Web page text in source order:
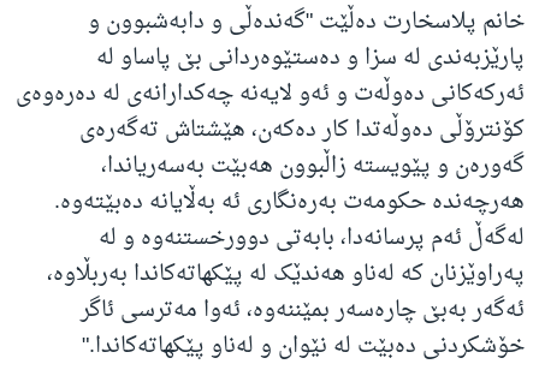
خانم پلاسخارت دەڵێت "گەندەڵی و دابەشبوون و
پارێزبەندی لە سزا و دەستێوەردانی بێ پاساو لە
ئەرکەکانی دەوڵەت و ئەو لایەنە چەکدارانەی لە دەرەوەی
کۆنترۆڵی دەوڵەتدا کار دەکەن، هێشتاش تەگەرەی
گەورەن و پێویستە زاڵبوون هەبێت بەسەریاندا،
هەرچەندە حکومەت بەرەنگاری ئە بەڵایانە دەبێتەوە.
لەگەڵ ئەم پرسانەدا، بابەتی دوورخستنەوە و لە
پەراوێزنان کە لەناو هەندێک لە پێکهاتەکاندا بەربڵاوە،
ئەگەر بەبێ چارەسەر بمێننەوە، ئەوا مەترسی ئاگر
خۆشکردنی دەبێت لە نێوان و لەناو پێکهاتەکاندا."